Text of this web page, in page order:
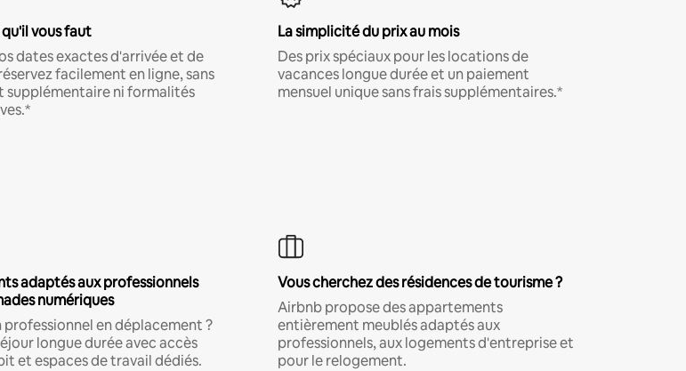
vous faut
dates exactes d'arrivée et de
facilement en ligne, sans
supplémentaire ni formalités
La simplicité du prix au mois
Des prix spéciaux pour les locations de
vacances longue durée et un paiement
mensuel unique sans frais supplémentaires.*
adaptés aux professionnels
numériques
professionnel en déplacement ?
longue durée avec accès
et espaces de travail dédiés.
Vous cherchez des résidences de tourisme ?
Airbnb propose des appartements
entièrement meublés adaptés aux
professionnels, aux logements d'entreprise et
pour le relogement.